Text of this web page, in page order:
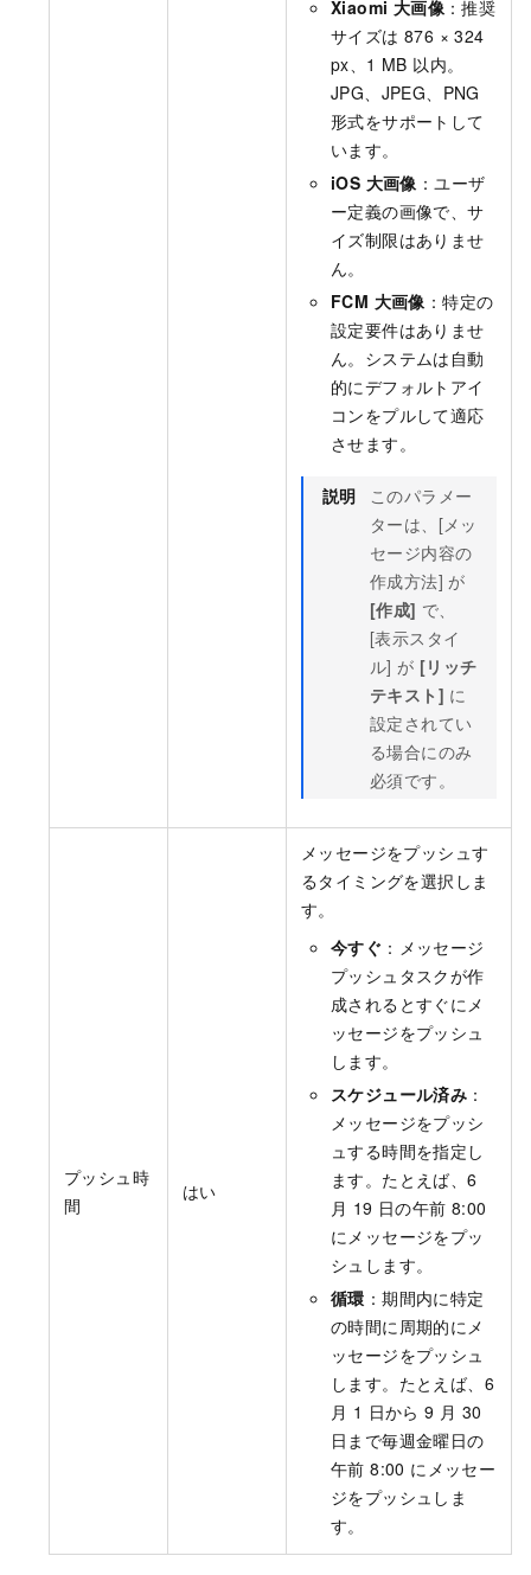
Xiaomi 大画像 ：推奨
サイズは 876 × 324
px、1 MB 以内。
JPG、JPEG、PNG
形式をサポートして
います。
iOS 大画像 ：ユーザ
ー定義の画像で、サ
イズ制限はありませ
ん。
FCM 大画像 ：特定の
設定要件はありませ
ん。システムは自動
的にデフォルトアイ
コンをプルして適応
させます。
説明
このパラメー
ターは、[メッ
セージ内容の
作成方法] が
[作成] で、
[表示スタイ
ル] が [リッチ
テキスト] に
設定されてい
る場合にのみ
必須です。
プッシュ時
間
はい
メッセージをプッシュす
るタイミングを選択しま
す。
今すぐ ：メッセージ
プッシュタスクが作
成されるとすぐにメ
ッセージをプッシュ
します。
スケジュール済み ：
メッセージをプッシ
ュする時間を指定し
ます。たとえば、6
月 19 日の午前 8:00
にメッセージをプッ
シュします。
循環 ：期間内に特定
の時間に周期的にメ
ッセージをプッシュ
します。たとえば、6
月 1 日から 9 月 30
日まで毎週金曜日の
午前 8:00 にメッセー
ジをプッシュしま
す。